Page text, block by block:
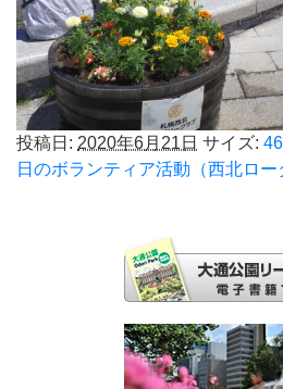
投稿日: 2020年6月21日 サイズ:
日のボランティア活動（西北ロー